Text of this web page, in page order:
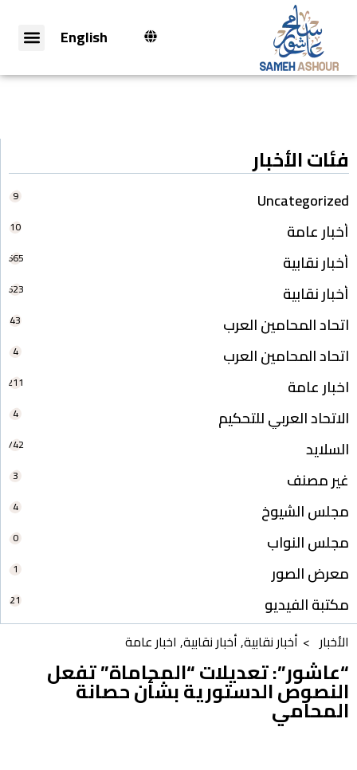
English
فئات الأخبار
Uncategorized
9
أخبار عامة 10
أخبار نقابية 665
أخبار نقابية 623
اتحاد المحامين العرب 43
اتحاد المحامين العرب 4
اخبار عامة 211
الاتحاد العربي للتحكيم 4
السلايد 742
غير مصنف 3
مجلس الشيوخ 4
مجلس النواب 0
معرض الصور 1
مكتبة الفيديو 21
الأخبار > أخبار نقابية,أخبار نقابية, اخبار عامة
“عاشور”: تعديلات “المحاماة” تفعل
النصوص الدستورية بشأن حصانة
المحامي